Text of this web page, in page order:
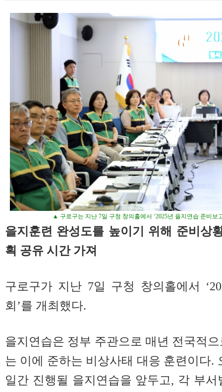
▲ 구로구는 지난 7일 구청 창의홀에서 ‘2025년 을지연습 준비보
을지훈련 완성도를 높이기 위해 준비상
획 공유 시간 가져
구로구가 지난 7일 구청 창의홀에서
회’를 개최했다.
을지연습은 정부 주관으로 매년 전국적
는 이에 준하는 비상사태 대응 훈련이다.
일간 진행될 을지연습을 앞두고, 각 부